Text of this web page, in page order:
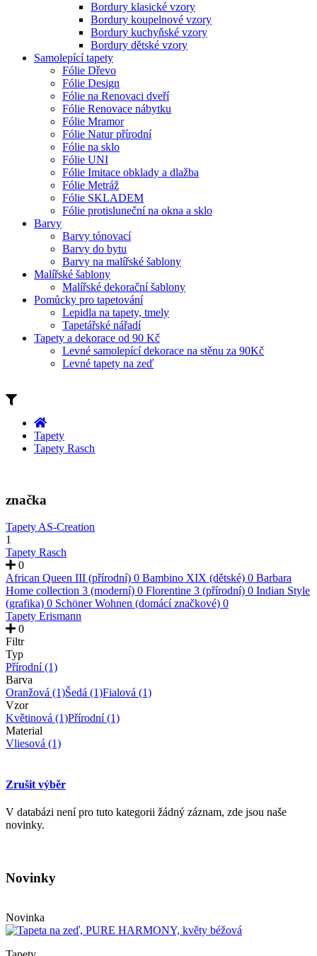
Bordury klasické vzory
Bordury koupelnové vzory
Bordury kuchyňské vzory
Bordury dětské vzory
Samolepící tapety
Fólie Dřevo
Fólie Design
Fólie na Renovaci dveří
Fólie Renovace nábytku
Fólie Mramor
Fólie Natur přírodní
Fólie na sklo
Fólie UNI
Fólie Imitace obklady a dlažba
Fólie Metráž
Fólie SKLADEM
Fólie protisluneční na okna a sklo
Barvy
Barvy tónovací
Barvy do bytu
Barvy na malířské šablony
Malířské šablony
Malířské dekorační šablony
Pomůcky pro tapetování
Lepidla na tapety, tmely
Tapetářské nářadí
Tapety a dekorace od 90 Kč
Levné samolepící dekorace na stěnu za 90Kč
Levné tapety na zeď
Tapety
Tapety Rasch
značka
Tapety AS-Creation
1
Tapety Rasch
0
African Queen III (přírodní) 0 Bambino XIX (dětské) 0 Barbara
Home collection 3 (moderní) 0 Florentine 3 (přírodní) 0 Indian Style
(grafika) 0 Schöner Wohnen (domácí značkové) 0
Tapety Erismann
0
Filtr
Typ
Přírodní(1)
Barva
Oranžová (1)Šedá (1)Fialová (1)
Vzor
Květinová (1)Přírodní(1)
Material
Vliesová (1)
Zrušit výběr
V databázi není pro tuto kategorii žádný záznam, zde jsou naše
novinky.
Novinky
Novinka